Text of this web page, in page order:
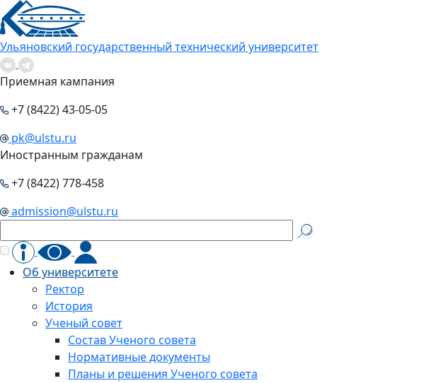
Ульяновский государственный технический университет
Приемная кампания
+7 (8422) 43-05-05
pk@ulstu.ru
Иностранным гражданам
+7 (8422) 778-458
admission@ulstu.ru
Об университете
Ректор
История
Ученый совет
Состав Ученого совета
Нормативные документы
Планы и решения Ученого совета